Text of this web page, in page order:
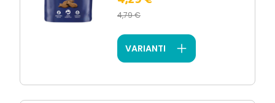
4,79 €
VARIANTI